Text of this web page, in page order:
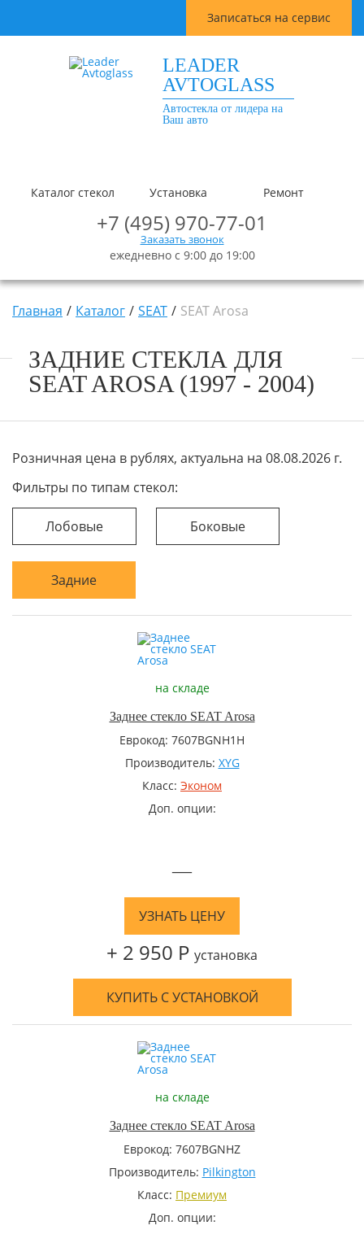
Записаться на сервис
LEADER
AVTOGLASS
Автостекла от лидера на
Ваш авто
Каталог стекол Установка Ремонт
+7 (495) 970-77-01
Заказать звонок
ежедневно с 9:00 до 19:00
Главная Каталог SEAT SEAT Arosa
ЗАДНИЕ СТЕКЛА ДЛЯ
SEAT AROSA (1997 - 2004)
Розничная цена в рублях, актуальна на 08.08.2026 г.
Фильтры по типам стекол:
Лобовые Боковые
Задние
на складе
Заднее стекло SEAT Arosa
Еврокод: 7607BGNH1H
Производитель: XYG
Класс: Эконом
Доп. опции:
—
УЗНАТЬ ЦЕНУ
+ 2 950 Р установка
КУПИТЬ С УСТАНОВКОЙ
на складе
Заднее стекло SEAT Arosa
Еврокод: 7607BGNHZ
Производитель: Pilkington
Класс: Премиум
Доп. опции: